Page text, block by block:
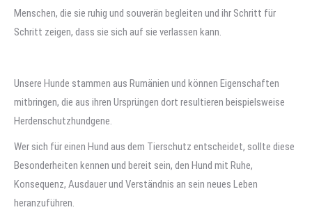
Menschen, die sie ruhig und souverän begleiten und ihr Schritt für
Schritt zeigen, dass sie sich auf sie verlassen kann.
Unsere Hunde stammen aus Rumänien und können Eigenschaften
mitbringen, die aus ihren Ursprüngen dort resultieren beispielsweise
Herdenschutzhundgene.
Wer sich für einen Hund aus dem Tierschutz entscheidet, sollte diese
Besonderheiten kennen und bereit sein, den Hund mit Ruhe,
Konsequenz, Ausdauer und Verständnis an sein neues Leben
heranzuführen.